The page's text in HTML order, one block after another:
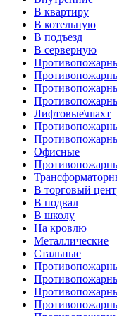
В квартиру
В котельную
В подъезд
В серверную
Лифтовые\шахт
Офисные
В торговый
В подвал
В школу
На кровлю
Металлические
Стальные